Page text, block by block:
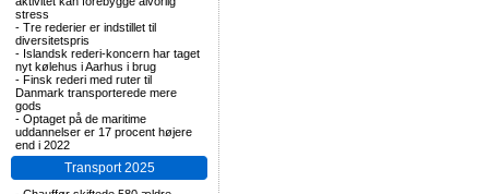
stress
- Tre rederier er indstillet til
diversitetspris
- Islandsk rederi-koncern har taget
nyt kølehus i Aarhus i brug
- Finsk rederi med ruter til
Danmark transporterede mere
gods
- Optaget på de maritime
uddannelser er 17 procent højere
end i 2022
Transport 2025